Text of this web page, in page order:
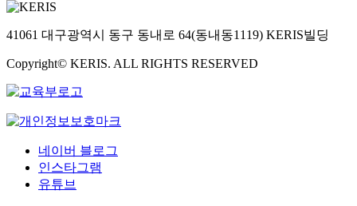
41061 대구광역시 동구 동내로 64(동내동1119) KERIS빌딩
Copyright© KERIS. ALL RIGHTS RESERVED
네이버 블로그
인스타그램
유튜브